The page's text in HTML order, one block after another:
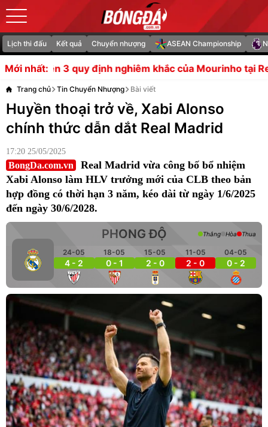
Lịch thi đấu Kết quả Chuyển nhượng ASEAN Championship
Mới nhất:
nghiêm khắc của Mourinho tại Real Roma chuyển
Trang chủ Tin Chuyển Nhượng Bài viết
Huyền thoại trở về, Xabi Alonso
chính thức dẫn dắt Real Madrid
17:20 25/05/2025
BongDa.com.vn
Real Madrid vừa công bố bổ nhiệm
Xabi Alonso làm HLV trưởng mới của CLB theo bản
hợp đồng có thời hạn 3 năm, kéo dài từ ngày 1/6/2025
đến ngày 30/6/2028.
PHONG ĐỘ
24-05
4 - 2
18-05
0 - 1
15-05
2 - 0
11-05
2 - 0
04-05
0 - 2
Thắng Hòa Thua